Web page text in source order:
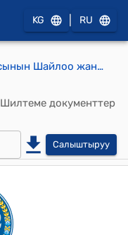
KG RU
Кыргыз Республикасынын Шайлоо жана референдум өткөрүү боюнча борбордук комиссиясынынын 2026-жылдын 3-июнундагы № 65 "Кыргыз Республикасынын Шайлоо жана референдум өткөрүү боюнча борбордук комиссиясынын төрагасын шайлоо жөнүндө" токтому
Шилтеме документтер
Салыштыруу